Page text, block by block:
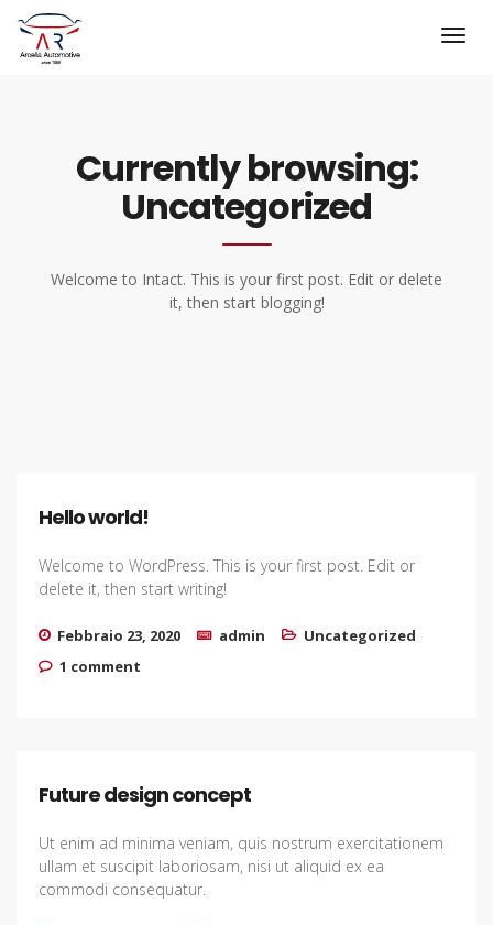
Currently browsing:
Uncategorized
Welcome to Intact. This is your first post. Edit or delete
it, then start blogging!
Hello world!
Welcome to WordPress. This is your first post. Edit or
delete it, then start writing!
Febbraio 23, 2020 admin
Uncategorized
1 comment
Future design concept
Ut enim ad minima veniam, quis nostrum exercitationem
ullam et suscipit laboriosam, nisi ut aliquid ex ea
commodi consequatur.